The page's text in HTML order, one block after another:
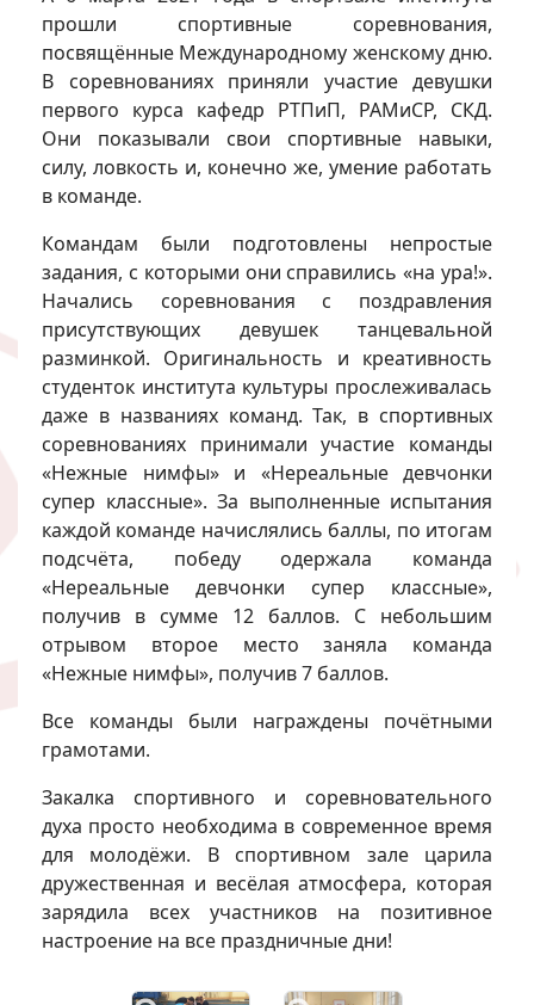
прошли спортивные соревнования,
посвящённые Международному женскому дню.
В соревнованиях приняли участие девушки
первого курса кафедр РТПиП, РАМиСР, СКД.
Они показывали свои спортивные навыки,
силу, ловкость и, конечно же, умение работать
в команде.
Командам были подготовлены непростые
задания, с которыми они справились «на ура!».
Начались соревнования с поздравления
присутствующих девушек танцевальной
разминкой. Оригинальность и креативность
студенток института культуры прослеживалась
даже в названиях команд. Так, в спортивных
соревнованиях принимали участие команды
«Нежные нимфы» и «Нереальные девчонки
супер классные». За выполненные испытания
каждой команде начислялись баллы, по итогам
подсчёта, победу одержала команда
«Нереальные девчонки супер классные»,
получив в сумме 12 баллов. С небольшим
отрывом второе место заняла команда
«Нежные нимфы», получив 7 баллов.
Все команды были награждены почётными
грамотами.
Закалка спортивного и соревновательного
духа просто необходима в современное время
для молодёжи. В спортивном зале царила
дружественная и весёлая атмосфера, которая
зарядила всех участников на позитивное
настроение на все праздничные дни!